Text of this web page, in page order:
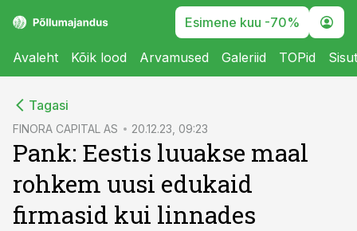
Esimene kuu -70%
Avaleht Kõik lood Arvamused Galeriid TOPid
Tagasi
FINORA CAPITAL AS 20.12.23, 09:23
Pank: Eestis luuakse maal
rohkem uusi edukaid
firmasid kui linnades